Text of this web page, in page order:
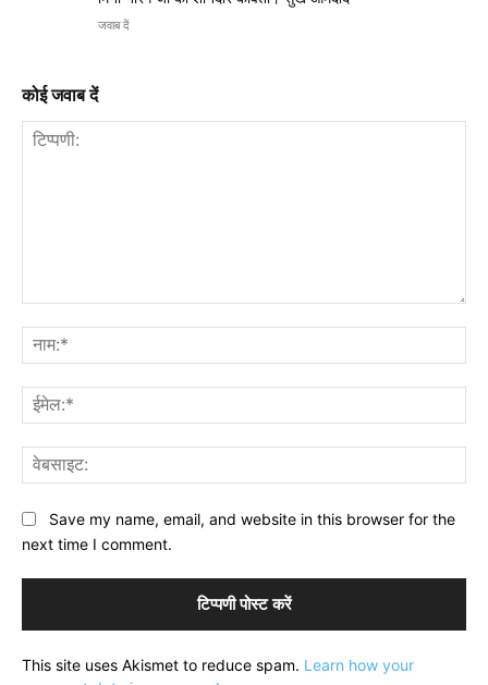
जवाब दें
कोई जवाब दें
Save my name, email, and website in this browser for the
next time I comment.
This site uses Akismet to reduce spam. Learn how your